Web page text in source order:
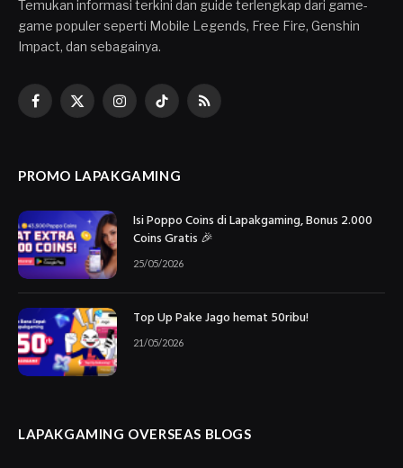
Temukan informasi terkini dan guide terlengkap dari game-
game populer seperti Mobile Legends, Free Fire, Genshin
Impact, dan sebagainya.
Facebook
X
InstagramTikTokRSS
PROMO LAPAKGAMING
Isi Poppo Coins di Lapakgaming, Bonus 2.000
Coins Gratis 🎉
25/05/2026
Top Up Pake Jago hemat 50ribu!
21/05/2026
LAPAKGAMING OVERSEAS BLOGS